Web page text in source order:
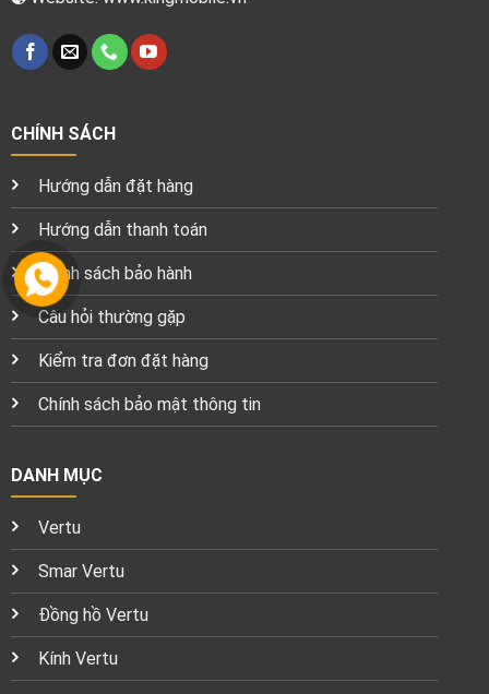
CHÍNH SÁCH
Hướng dẫn đặt hàng
Hướng dẫn thanh toán
Chính sách bảo hành
Câu hỏi thường gặp
Kiểm tra đơn đặt hàng
Chính sách bảo mật thông tin
DANH MỤC
Vertu
Smar Vertu
Đồng hồ Vertu
Kính Vertu